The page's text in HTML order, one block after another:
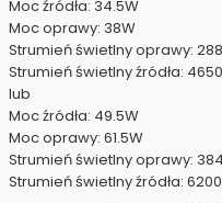
Moc źródła: 34.5W
Moc oprawy: 38W
Strumień świetlny oprawy:
Strumień świetlny źródła:
lub
Moc źródła: 49.5W
Moc oprawy: 61.5W
Strumień świetlny oprawy:
Strumień świetlny źródła: